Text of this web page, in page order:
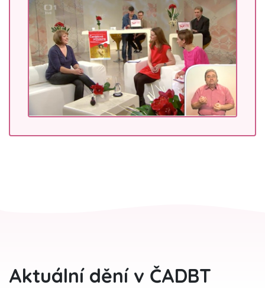
Aktuální dění v ČADBT